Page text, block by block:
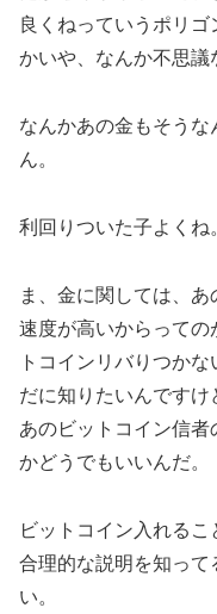
良くねっていうポリ
かいや、なんか不思議
なんかあの金もそう
ん。
利回りついた子よくね
ま、金に関しては、
速度が高いからっての
トコインリバりつか
だに知りたいんです
あのビットコイン信
かどうでもいいんだ。
ビットコイン入れる
合理的な説明を知って
い。